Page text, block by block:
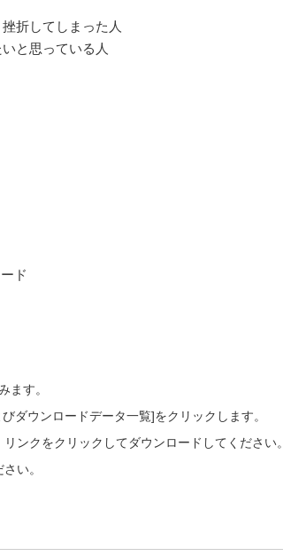
折してしまった人
と思っている人
ド
ます。
ダウンロードデータ一覧]をクリックします。
ンクをクリックしてダウンロードしてください。
い。